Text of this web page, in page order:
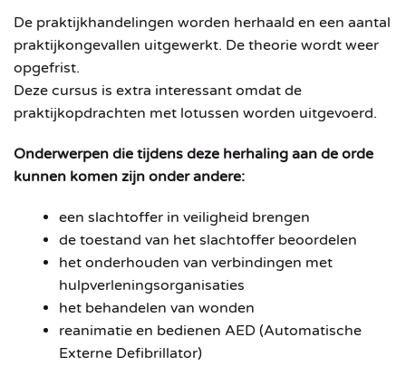
De praktijkhandelingen worden herhaald en een aantal
praktijkongevallen uitgewerkt. De theorie wordt weer
opgefrist.
Deze cursus is extra interessant omdat de
praktijkopdrachten met lotussen worden uitgevoerd.
Onderwerpen die tijdens deze herhaling aan de orde
kunnen komen zijn onder andere:
een slachtoffer in veiligheid brengen
de toestand van het slachtoffer beoordelen
het onderhouden van verbindingen met
hulpverleningsorganisaties
het behandelen van wonden
reanimatie en bedienen AED (Automatische
Externe Defibrillator)